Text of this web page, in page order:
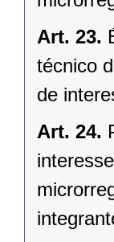
Art. 23.
técnico
de
Art. 24.